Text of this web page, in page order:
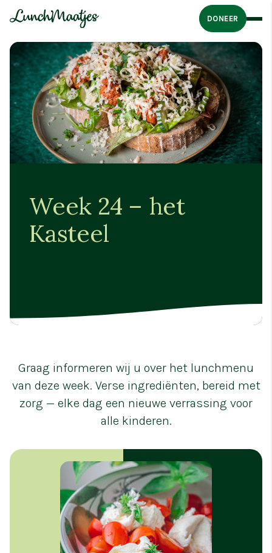
DONEER
Week 24 – het
Kasteel
Graag informeren wij u over het lunchmenu
van deze week. Verse ingrediënten, bereid met
zorg — elke dag een nieuwe verrassing voor
alle kinderen.